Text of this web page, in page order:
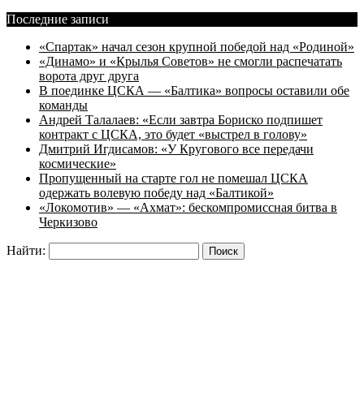
Последние записи
«Спартак» начал сезон крупной победой над «Родиной»
«Динамо» и «Крылья Советов» не смогли распечатать
ворота друг друга
В поединке ЦСКА — «Балтика» вопросы оставили обе
команды
Андрей Талалаев: «Если завтра Бориско подпишет
контракт с ЦСКА, это будет «выстрел в голову»
Дмитрий Игдисамов: «У Кругового все передачи
космические»
Пропущенный на старте гол не помешал ЦСКА
одержать волевую победу над «Балтикой»
«Локомотив» — «Ахмат»: бескомпромиссная битва в
Черкизово
Найти: